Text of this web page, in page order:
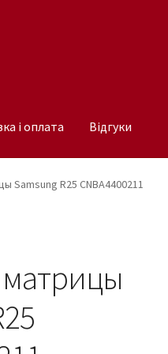
і оплата Відгуки
Samsung R25 CNBA4400211